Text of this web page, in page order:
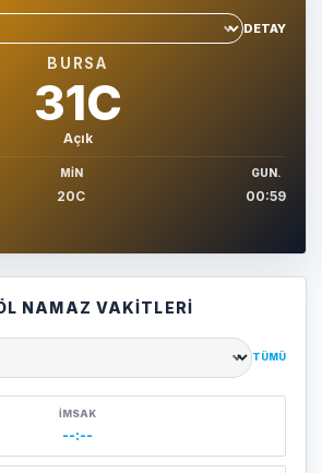
DETAY
BURSA
31C
Açık
MIN
20C
GUN.
00:59
NAMAZ VAKITLERI
TÜMÜ
İMSAK
--:--